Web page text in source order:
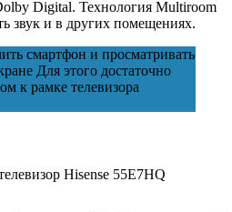
Digital. Технология Multiroom
звук и в других помещениях.
смартфон и просматривать
Для этого достаточно
к рамке телевизора